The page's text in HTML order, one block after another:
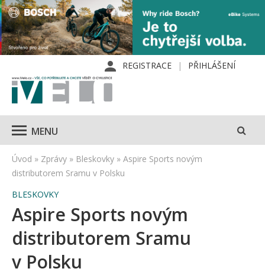
REGISTRACE PŘIHLÁŠENÍ
MENU
Úvod » Zprávy » Bleskovky » Aspire Sports novým
distributorem Sramu v Polsku
BLESKOVKY
Aspire Sports novým
distributorem Sramu
v Polsku